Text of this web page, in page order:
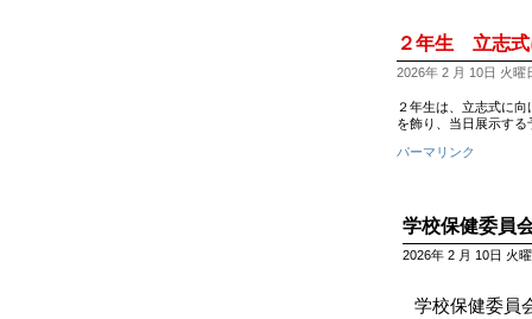
２年生 立志式
2026年 2 月 10日 火曜
２年生は、立志式に
を飾り、当日展示す
パーマリンク
学校保健委員
2026年 2 月 10日 火
学校保健委員